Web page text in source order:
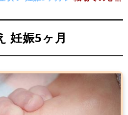
妊娠5ヶ月